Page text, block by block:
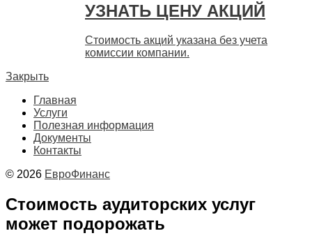
УЗНАТЬ ЦЕНУ АКЦИЙ
Стоимость акций указана без учета
комиссии компании.
Закрыть
Главная
Услуги
Полезная информация
Документы
Контакты
© 2026 ЕвроФинанс
Стоимость аудиторских услуг
может подорожать